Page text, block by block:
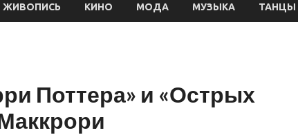
ЖИВОПИСЬ КИНО МОДА МУЗЫКА ТАНЦЫ
Поттера» и «Острых